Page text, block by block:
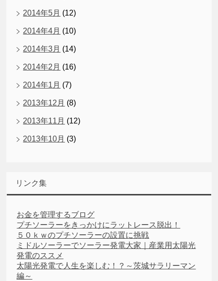
2014年5月 (12)
2014年4月 (10)
2014年3月 (14)
2014年2月 (16)
2014年1月 (7)
2013年12月 (8)
2013年11月 (12)
2013年10月 (3)
リンク集
お金を管理するブログ
プチソーラーをきっかけにラットレース脱出！
５０ｋｗのプチソーラーの設置に挑戦
ミドルソーラーでソーラー発電大家｜産業用太陽光
発電のススメ
太陽光発電で人生を楽しむ！？～茨城サラリーマン
編～